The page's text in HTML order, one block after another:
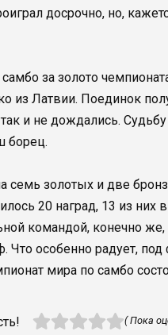
досрочно, но,
за золото
из Латвии. Поединок
и не дождались.
борец.
семь золотых и две
20 наград, 13 из них
командой, конечно же,
Что особенно радует,
мира по самбо
( Пока